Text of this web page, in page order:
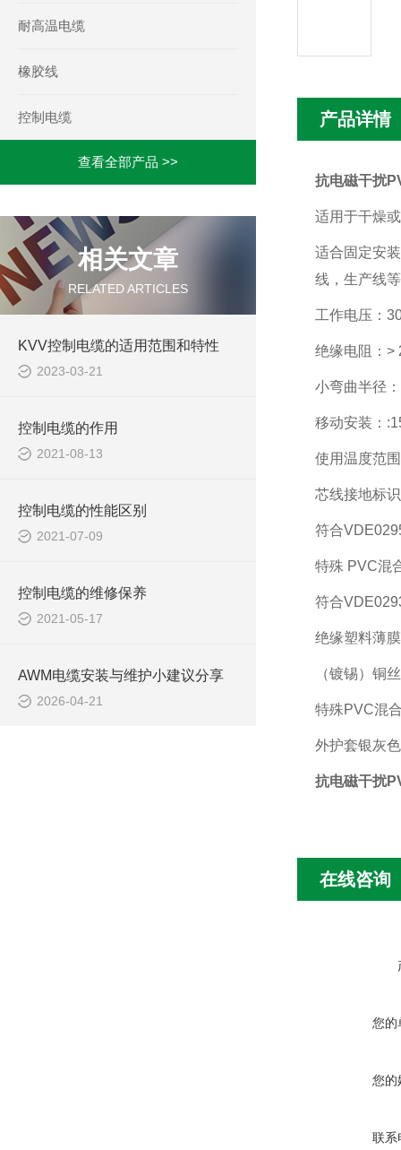
耐高温电缆
橡胶线
控制电缆
查看全部产品 >>
相关文章
RELATED ARTICLES
KVV控制电缆的适用范围和特性
2023-03-21
控制电缆的作用
2021-08-13
控制电缆的性能区别
2021-07-09
控制电缆的维修保养
2021-05-17
AWM电缆安装与维护小建议分享
2026-04-21
产品详情
抗电磁干扰
适用于干燥
适合固定安
线，生产线
工作电压：
绝缘电阻：>
小弯曲半径：
移动安装：
使用温度范
芯线接地标
符合
特殊 PVC混
符合
绝缘塑料薄
（镀锡）铜
特殊PVC混
外护套银灰
抗电磁干扰
在线咨询
您的
您的
联系